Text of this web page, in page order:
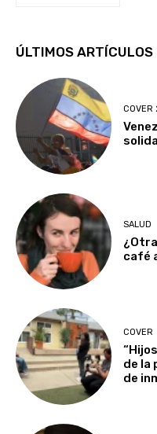
ÚLTIMOS ARTÍCULOS
COVER
SALUD
café
COVER
de la
de